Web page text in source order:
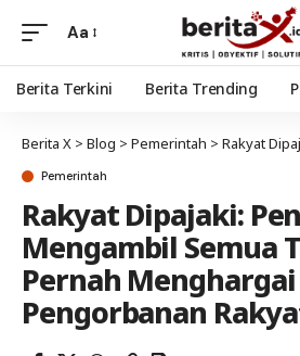
Aa
Berita Terkini Berita Trending
Berita X > Blog > Pemerintah > Rakyat Dipajaki: Penguasa
Pemerintah
Rakyat Dipajaki:
Mengambil Semua
Pernah Menghargai
Pengorbanan